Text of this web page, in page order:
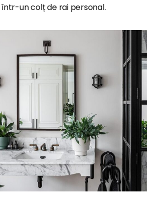
într-un colț de rai personal.